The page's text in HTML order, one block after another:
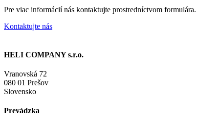
Pre viac informácií nás kontaktujte prostredníctvom formulára.
Kontaktujte nás
HELI COMPANY s.r.o.
Vranovská 72
080 01 Prešov
Slovensko
Prevádzka